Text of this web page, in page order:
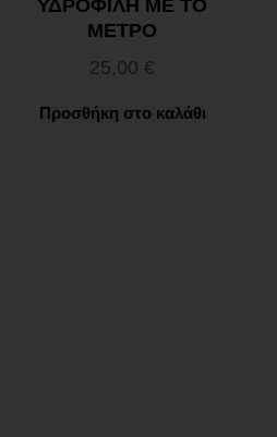
ΥΔΡΟΦΙΛΗ ΜΕ ΤΟ
ΜΕΤΡΟ
25,00 €
Προσθήκη στο καλάθι